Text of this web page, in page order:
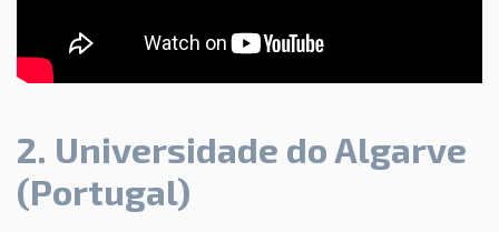
2. Universidade do Algarve
(Portugal)